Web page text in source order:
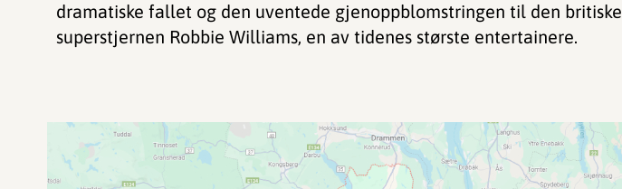
dramatiske fallet og den uventede gjenoppblomstringen til den britiske
superstjernen Robbie Williams, en av tidenes største entertainere.